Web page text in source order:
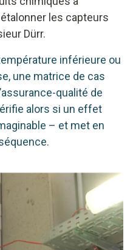
les capteurs
Dürr.
inférieure ou
une matrice de cas
qualité de
alors si un effet
– et met en